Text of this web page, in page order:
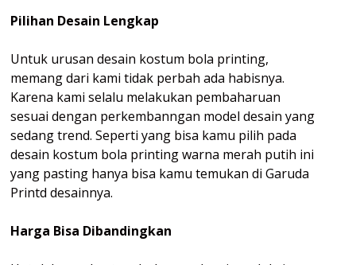
Pilihan Desain Lengkap
Untuk urusan desain kostum bola printing,
memang dari kami tidak perbah ada habisnya.
Karena kami selalu melakukan pembaharuan
sesuai dengan perkembanngan model desain yang
sedang trend. Seperti yang bisa kamu pilih pada
desain kostum bola printing warna merah putih ini
yang pasting hanya bisa kamu temukan di Garuda
Printd desainnya.
Harga Bisa Dibandingkan